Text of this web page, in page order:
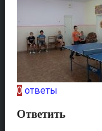
0 ответы
Ответить